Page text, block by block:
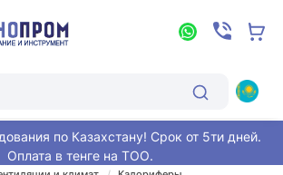
по Казахстану! Срок от 5ти дней.
Оплата в тенге на ТОО.